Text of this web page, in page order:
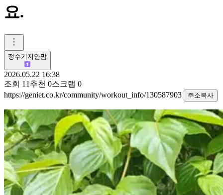
요.
정수기지안맘
2026.05.22 16:38
조회 11 추천 0스크랩 0
https://geniet.co.kr/community/workout_info/130587903
주소복사